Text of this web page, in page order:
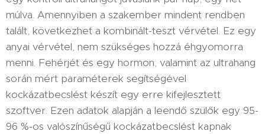
múlva. Amennyiben a szakember mindent rendben
talált, következhet a kombinált-teszt vérvétel. Ez egy
anyai vérvétel, nem szükséges hozzá éhgyomorra
menni. Fehérjét és egy hormon, valamint az ultrahang
során mért paraméterek segítségével
kockázatbecslést készít egy erre kifejlesztett
szoftver. Ezen adatok alapján a leendő szülők egy 95-
96 %-os valószínűségű kockázatbecslést kapnak